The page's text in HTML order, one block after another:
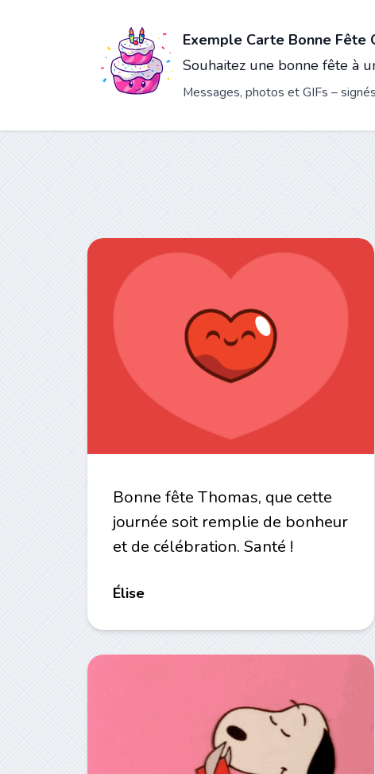
Exemple Carte Bonne Fête
Souhaitez une bonne fête à
Messages, photos et GIFs –
Bonne fête Thomas, que cette
journée soit remplie de bonheur
et de célébration. Santé !
Élise